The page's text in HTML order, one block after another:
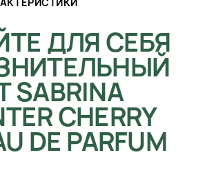
ДЛЯ СЕБЯ
CHERRY
DE PARFUM